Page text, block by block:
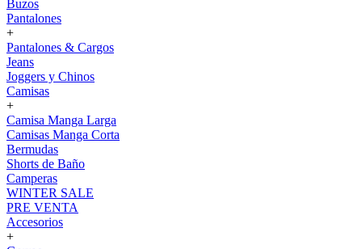
Buzos
Pantalones
+
Pantalones & Cargos
Jeans
Joggers y Chinos
Camisas
+
Camisa Manga Larga
Camisas Manga Corta
Bermudas
Shorts de Baño
Camperas
WINTER SALE
PRE VENTA
Accesorios
+